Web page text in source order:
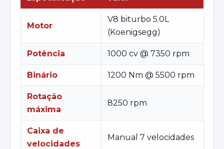
Motor
V8 biturbo 5.0L
(Koenigsegg)
Potência 1000 cv @ 7350 rpm
Binário 1200 Nm @ 5500 rpm
Rotação
máxima
8250 rpm
Caixa de
velocidades
Manual 7 velocidades